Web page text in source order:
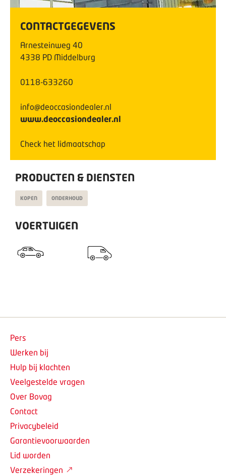
CONTACTGEGEVENS
Arnesteinweg 40
4338 PD Middelburg
0118-633260
info@deoccasiondealer.nl
www.deoccasiondealer.nl
Check het lidmaatschap
PRODUCTEN & DIENSTEN
KOPEN ONDERHOUD
VOERTUIGEN
Pers
Werken bij
Hulp bij klachten
Veelgestelde vragen
Over Bovag
Contact
Privacybeleid
Garantievoorwaarden
Lid worden
Verzekeringen